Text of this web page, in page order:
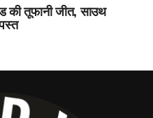
की तूफानी जीत, साउथ